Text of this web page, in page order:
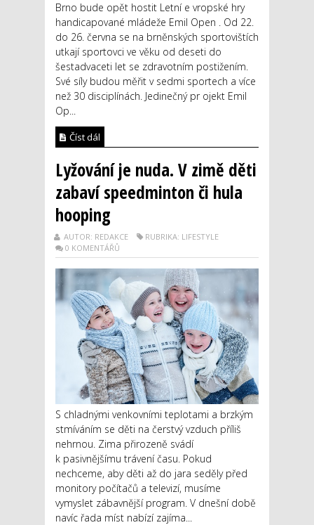
Brno bude opět hostit Letní e vropské hry
handicapované mládeže Emil Open . Od 22.
do 26. června se na brněnských sportovištích
utkají sportovci ve věku od deseti do
šestadvaceti let se zdravotním postižením.
Své síly budou měřit v sedmi sportech a více
než 30 disciplínách. Jedinečný pr ojekt Emil
Op...
Číst dál
Lyžování je nuda. V zimě děti
zabaví speedminton či hula
hooping
AUTOR: REDAKCE
RUBRIKA: LIFESTYLE
0 KOMENTÁŘŮ
S chladnými venkovními teplotami a brzkým
stmíváním se děti na čerstvý vzduch příliš
nehrnou. Zima přirozeně svádí
k pasivnějšímu trávení času. Pokud
nechceme, aby děti až do jara seděly před
monitory počítačů a televizí, musíme
vymyslet zábavnější program. V dnešní době
navíc řada míst nabízí zajíma...